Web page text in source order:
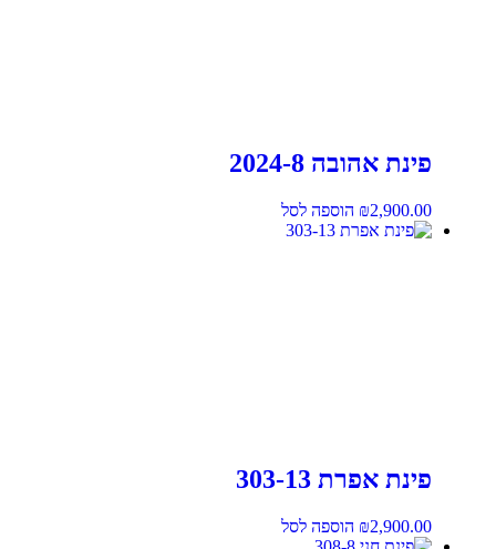
פינת אהובה 2024-8
₪2,900.00 הוספה לסל
פינת אפרת 303-13
₪2,900.00 הוספה לסל